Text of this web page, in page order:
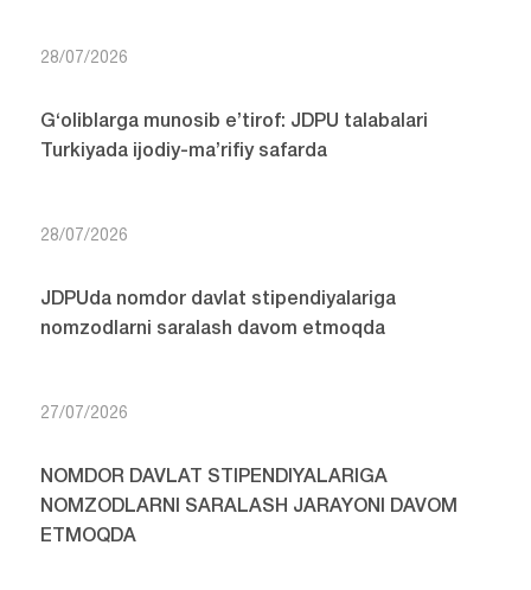
28/07/2026
G‘oliblarga munosib e’tirof: JDPU talabalari
Turkiyada ijodiy-ma’rifiy safarda
28/07/2026
JDPUda nomdor davlat stipendiyalariga
nomzodlarni saralash davom etmoqda
27/07/2026
NOMDOR DAVLAT STIPENDIYALARIGA
NOMZODLARNI SARALASH JARAYONI DAVOM
ETMOQDA